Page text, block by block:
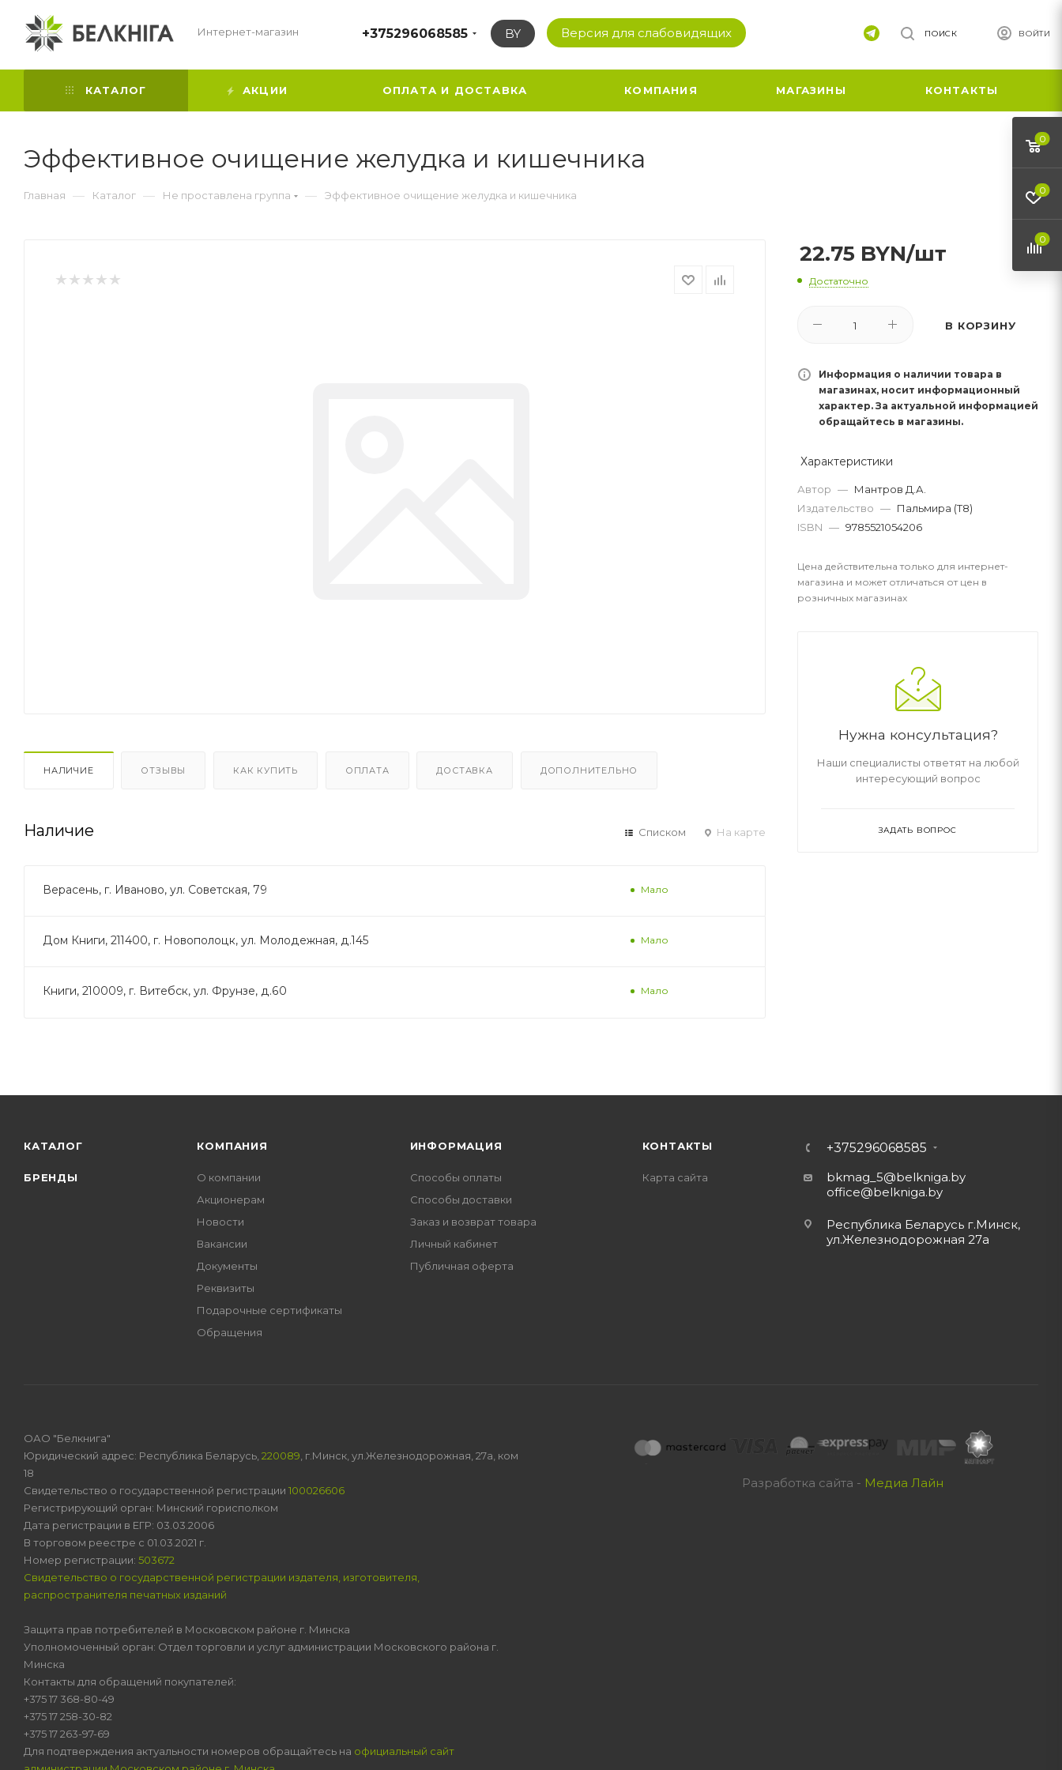
Интернет-магазин +375296068585 BY Версия для слабовидящих ВОЙТИ
ПОИСК
КАТАЛОГ АКЦИИ ОПЛАТА И ДОСТАВКА КОМПАНИЯ МАГАЗИНЫ КОНТАКТЫ
Эффективное очищение желудка и кишечника
Главная — Каталог — Не проставлена группа — Эффективное очищение желудка и кишечника
НАЛИЧИЕ ОТЗЫВЫ КАК КУПИТЬ ОПЛАТА ДОСТАВКА ДОПОЛНИТЕЛЬНО
Наличие Списком На карте
Верасень, г. Иваново, ул. Советская, 79 Мало
Дом Книги, 211400, г. Новополоцк, ул. Молодежная, д.145 Мало
Книги, 210009, г. Витебск, ул. Фрунзе, д.60 Мало
22.75 BYN/шт
Достаточно
В КОРЗИНУ
Информация о наличии товара в
магазинах, носит информационный
характер. За актуальной информацией
обращайтесь в магазины.
Характеристики
Автор — Мантров Д.А.
Издательство — Пальмира (Т8)
ISBN — 9785521054206
Цена действительна только для интернет-
магазина и может отличаться от цен в
розничных магазинах
Нужна консультация?
Наши специалисты ответят на любой
интересующий вопрос
ЗАДАТЬ ВОПРОС
КАТАЛОГ
БРЕНДЫ
КОМПАНИЯ
О компании
Акционерам
Новости
Вакансии
Документы
Реквизиты
Подарочные сертификаты
Обращения
ИНФОРМАЦИЯ
Способы оплаты
Способы доставки
Заказ и возврат товара
Личный кабинет
Публичная оферта
КОНТАКТЫ
Карта сайта
+375296068585
bkmag_5@belkniga.by
office@belkniga.by
Республика Беларусь г.Минск,
ул.Железнодорожная 27а
Разработка сайта - Медиа Лайн
ОАО "Белкнига"
Юридический адрес: Республика Беларусь, 220089 , г.Минск, ул.Железнодорожная, 27а, ком
18
Свидетельство о государственной регистрации 100026606
Регистрирующий орган: Минский горисполком
Дата регистрации в ЕГР: 03.03.2006
В торговом реестре с 01.03.2021 г.
Номер регистрации: 503672
Свидетельство о государственной регистрации издателя, изготовителя,
распространителя печатных изданий
Защита прав потребителей в Московском районе г. Минска
Уполномоченный орган: Отдел торговли и услуг администрации Московского района г.
Минска
Контакты для обращений покупателей:
+375 17 368-80-49
+375 17 258-30-82
+375 17 263-97-69
Для подтверждения актуальности номеров обращайтесь на официальный сайт
0
0
0